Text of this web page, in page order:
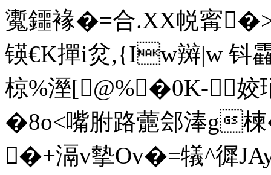
魙鑩褖�=合.XX帨寗
锳€K撣i炃,{Iw辬|w 钭
椋%溼[@%�0K-
�8o<嘴胕路蘎郐淎g
�+滆v摰Ov�=犠^徲